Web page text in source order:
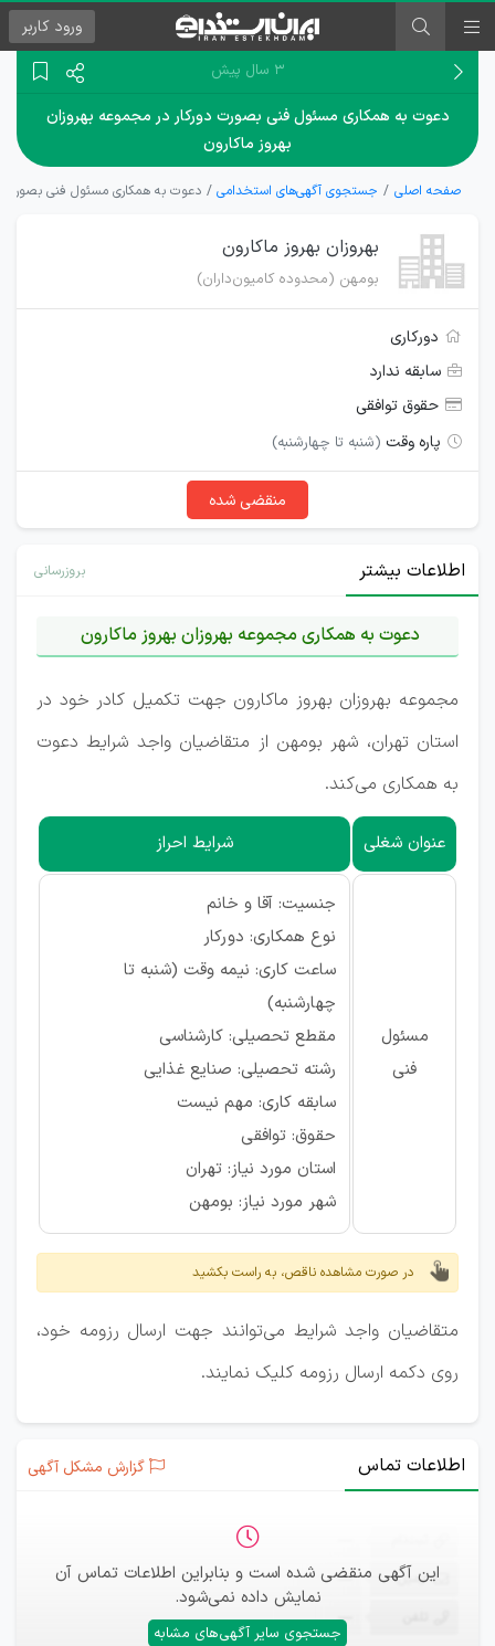
ورود کاربر
۳ سال پیش
دعوت به همکاری مسئول فنی بصورت دورکار در مجموعه بهروزان
بهروز ماکارون
صفحه اصلی جستجوی آگهی‌های استخدامی دعوت به همکاری مسئول فنی بصورت
بهروزان بهروز ماکارون
بومهن (محدوده کامیون‌داران)
دورکاری
سابقه ندارد
حقوق توافقی
پاره وقت (شنبه تا چهارشنبه)
منقضی شده
اطلاعات بیشتر بروزرسانی
دعوت به همکاری مجموعه بهروزان بهروز ماکارون
مجموعه بهروزان بهروز ماکارون جهت تکمیل کادر خود در
استان تهران، شهر بومهن از متقاضیان واجد شرایط دعوت
به همکاری می‌کند.
عنوان شغلی شرایط احراز
مسئول
فنی
جنسیت: آقا و خانم
نوع همکاری: دورکار
ساعت کاری: نیمه وقت (شنبه تا
چهارشنبه)
مقطع تحصیلی: کارشناسی
رشته تحصیلی: صنایع غذایی
سابقه کاری: مهم نیست
حقوق: توافقی
استان مورد نیاز: تهران
شهر مورد نیاز: بومهن
در صورت مشاهده ناقص، به راست بکشید
متقاضیان واجد شرایط می‌توانند جهت ارسال رزومه خود،
روی دکمه ارسال رزومه کلیک نمایند.
اطلاعات تماس گزارش مشکل آگهی
این آگهی منقضی شده است و بنابراین اطلاعات تماس آن
نمایش داده نمی‌شود.
جستجوی سایر آگهی‌های مشابه
ایمیل —
—